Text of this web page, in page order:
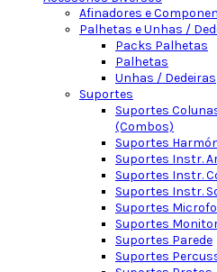
Afinadores e
Palhetas e Unhas /
Packs Palhetas
Palhetas
Unhas / Dedeiras
Suportes
Suportes
(Combos)
Suportes
Suportes Instr.
Suportes Instr.
Suportes Instr.
Suportes
Suportes
Suportes Parede
Suportes